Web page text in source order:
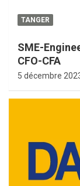
TANGER
SME-
CFO-CFA
5 décembre